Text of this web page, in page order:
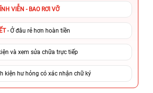
VIỄN - BAO RƠI VỠ
- Ở đâu rẻ hơn hoàn tiền
và xem sửa chữa trực tiếp
kiện hư hỏng có xác nhận chữ ký